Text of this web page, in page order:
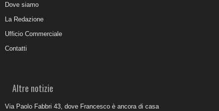
Dove siamo
La Redazione
Ufficio Commerciale
Contatti
Altre notizie
Via Paolo Fabbri 43, dove Francesco è ancora di casa